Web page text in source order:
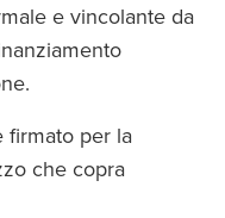
e vincolante da
firmato per la
che copra